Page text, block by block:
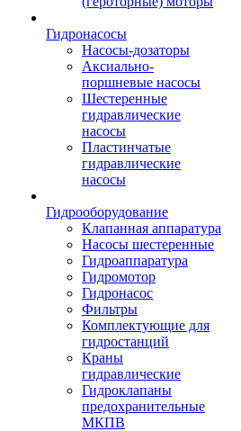
Гидронасосы
Насосы-дозаторы
Аксиально-
поршневые насосы
Шестеренные
гидравлические
насосы
Пластинчатые
гидравлические
насосы
Гидрооборудование
Клапанная аппаратура
Насосы шестеренные
Гидроаппаратура
Гидромотор
Гидронасос
Фильтры
Комплектующие для
гидростанций
Краны
гидравлические
Гидроклапаны
предохранительные
МКПВ